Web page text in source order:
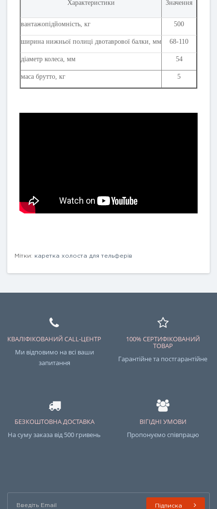
Характеристики Значення
вантажопідйомність, кг 500
ширина нижньої полиці двотаврової балки, мм 68-110
діаметр колеса, мм 54
маса брутто, кг 5
Мітки: каретка холоста для тельферів
КВАЛІФІКОВАНИЙ CALL-ЦЕНТР
Ми відповимо на всі ваши
запитання
100% СЕРТИФІКОВАНИЙ
ТОВАР
Гарантійне та постгарантійне
БЕЗКОШТОВНА ДОСТАВКА
На суму заказа від 500 гривень
ВІГІДНІ УМОВИ
Пропонуємо співпрацю
Підписка